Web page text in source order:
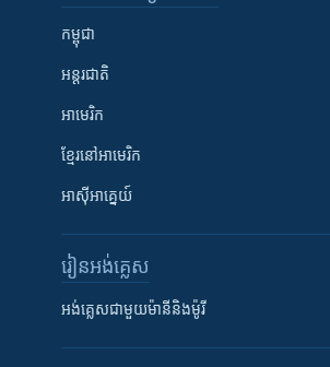
កម្ពុជា
អន្តរជាតិ
អាមេរិក
ខ្មែរ​នៅអាមេរិក
អាស៊ីអាគ្នេយ៍
រៀន​​អង់គ្លេស
អង់គ្លេស​ជាមួយ​ម៉ានី​និង​ម៉ូរី